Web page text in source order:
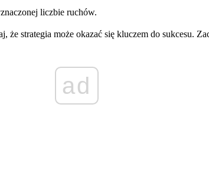
liczbie ruchów.
że strategia może okazać się kluczem do sukcesu.
ad